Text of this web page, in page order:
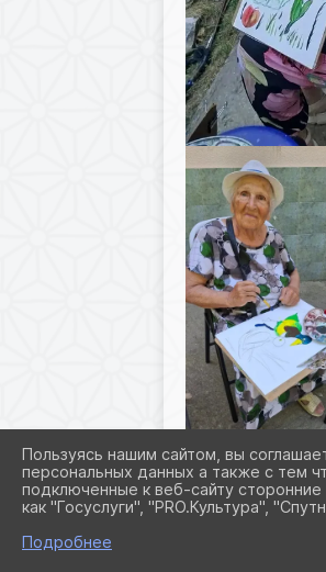
Пользуясь нашим сайтом, вы
персональных данных а также с тем
подключенные к веб-сайту
как "Госуслуги", "PRO.Культура",
Подробнее